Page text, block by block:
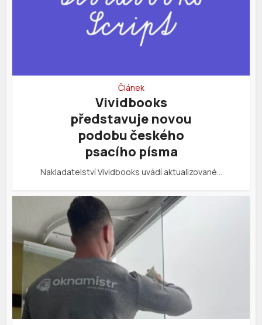
Článek
Vividbooks
představuje novou
podobu českého
psacího písma
Nakladatelství Vividbooks uvádí aktualizované…